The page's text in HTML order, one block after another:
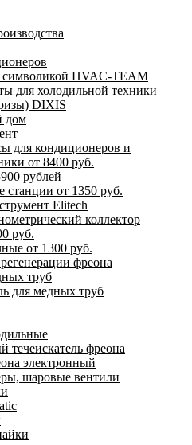
символикой HVAC-TEAM
для холодильной техники
DIXIS
дом
для кондиционеров и
от 8400 руб.
рублей
станции от 1350 руб.
Elitech
коллектор
руб.
от 1300 руб.
фреона
труб
для медных труб
течеискатель фреона
электронный
шаровые вентили